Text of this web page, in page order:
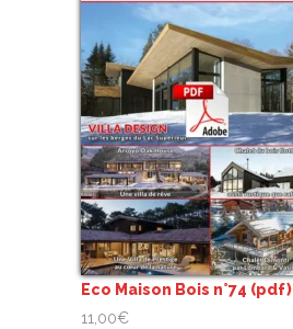
Eco Maison Bois n°74 (pdf)
11,00€Plage